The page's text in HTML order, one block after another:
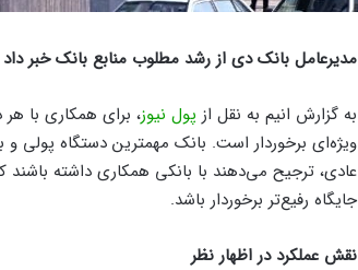
مدیرعامل بانک دی از رشد مطلوب منابع بانک خبر
به گزارش انیم به نقل از پول نیوز، برای همکاری با
ویژه‌ای برخوردار است. بانک مهمترین دستگاه پولی و
عادی، ترجیح می‌دهند با بانکی همکاری داشته باشند
جایگاه رفیع‌تر برخوردار باشد.
نقش عملکرد در اظهار نظر